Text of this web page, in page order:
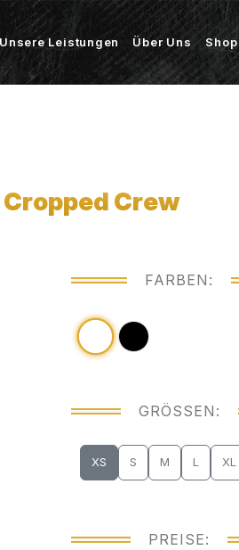
Unsere Leistungen Über Uns Shop
Cropped Crew
FARBEN:
GRÖSSEN:
XS S M L XL
PREISE: